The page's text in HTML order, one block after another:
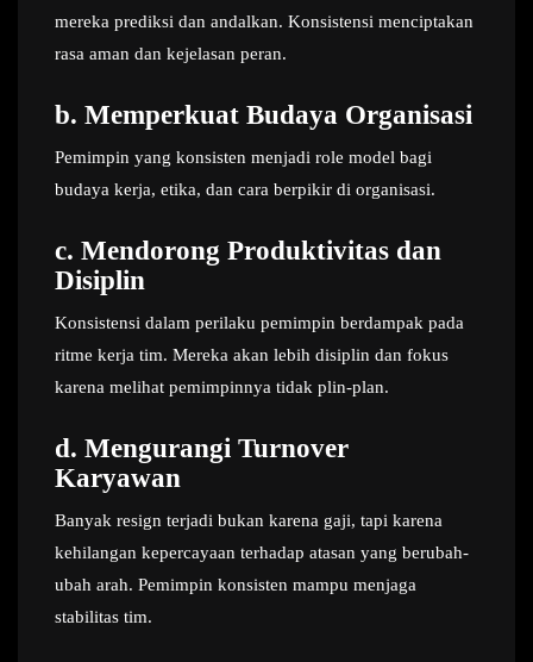
mereka prediksi dan andalkan. Konsistensi menciptakan
rasa aman dan kejelasan peran.
b. Memperkuat Budaya Organisasi
Pemimpin yang konsisten menjadi role model bagi
budaya kerja, etika, dan cara berpikir di organisasi.
c. Mendorong Produktivitas dan
Disiplin
Konsistensi dalam perilaku pemimpin berdampak pada
ritme kerja tim. Mereka akan lebih disiplin dan fokus
karena melihat pemimpinnya tidak plin-plan.
d. Mengurangi Turnover
Karyawan
Banyak resign terjadi bukan karena gaji, tapi karena
kehilangan kepercayaan terhadap atasan yang berubah-
ubah arah. Pemimpin konsisten mampu menjaga
stabilitas tim.